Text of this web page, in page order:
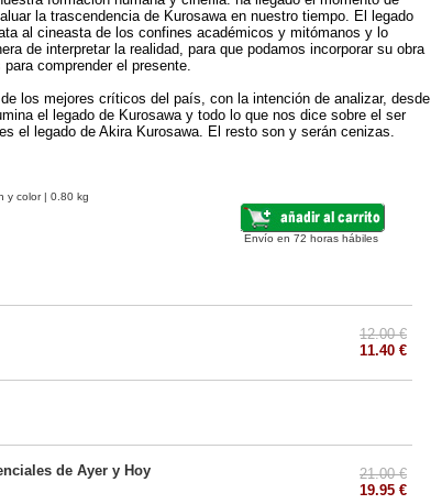
la trascendencia de Kurosawa en nuestro tiempo. El legado
al cineasta de los confines académicos y mitómanos y lo
de interpretar la realidad, para que podamos incorporar su obra
comprender el presente.
los mejores críticos del país, con la intención de analizar, desde
el legado de Kurosawa y todo lo que nos dice sobre el ser
el legado de Akira Kurosawa. El resto son y serán cenizas.
y color | 0.80 kg
Envío en 72 horas hábiles
12.00 €
11.40 €
de Ayer y Hoy
21.00 €
19.95 €